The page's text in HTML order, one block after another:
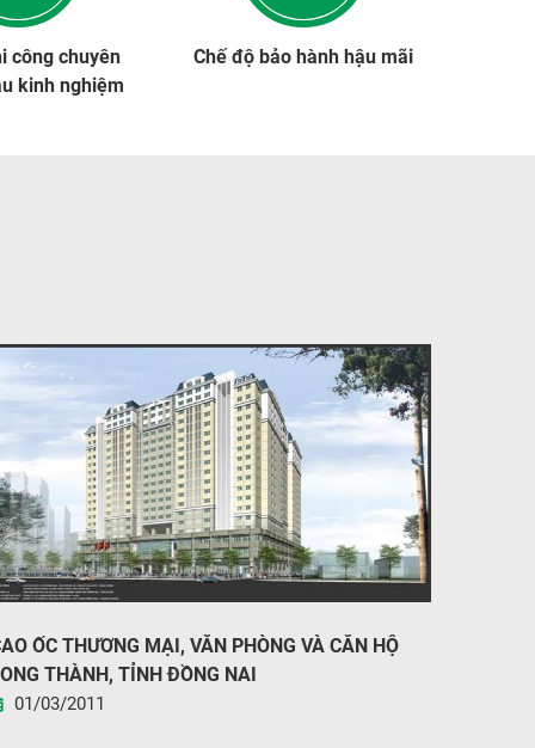
công chuyên
kinh nghiệm
Chế độ bảo hành hậu mãi
ỐC THƯƠNG MẠI, VĂN PHÒNG VÀ CĂN HỘ
THÀNH, TỈNH ĐỒNG NAI
01/03/2011